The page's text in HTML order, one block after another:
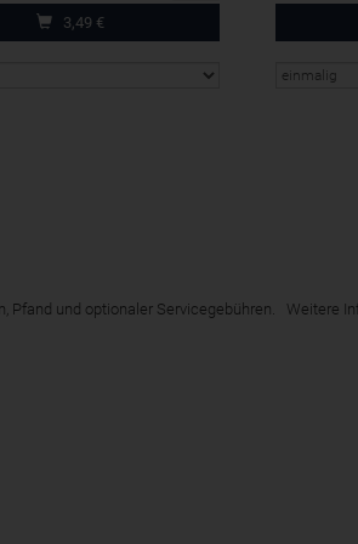
3,49 €
Pfand und optionaler Servicegebühren. Weitere